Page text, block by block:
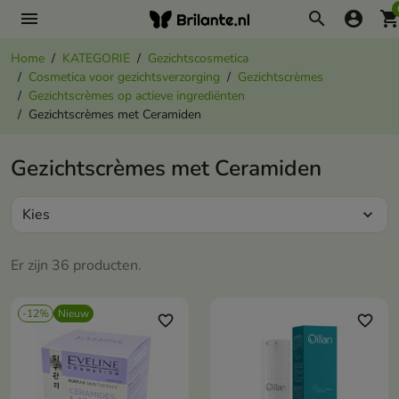
menu search account_circle
Home KATEGORIE
Gezichtscosmetica
Cosmetica voor gezichtsverzorging
Gezichtscrèmes
Gezichtscrèmes op actieve ingrediënten
Gezichtscrèmes met Ceramiden
Gezichtscrèmes met Ceramiden
Er zijn 36 producten.
Kies expand_more
-12% Nieuw favorite_border favorite_border